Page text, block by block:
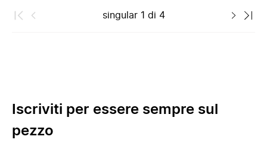
singular 1 di 4
Iscriviti per essere sempre sul
pezzo